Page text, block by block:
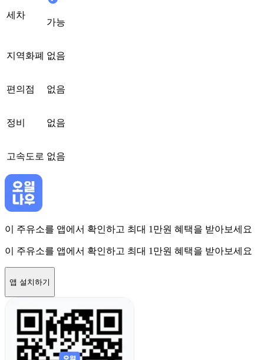
세차
가능
지역화폐 없음
편의점 없음
정비 없음
고속도로 없음
이 주유소를 앱에서 확인하고 최대 1만원 혜택을 받아보세요
이 주유소를 앱에서 확인하고 최대 1만원 혜택을 받아보세요
앱 설치하기